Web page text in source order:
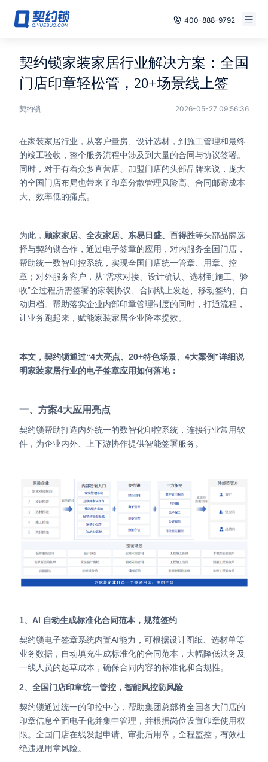
400-888-9792
E‑signature
Seals
archives
Security
Solutions
Support
Partnerships
About Us
Free Trial
Already have an account, log in
契约锁家装家居行业解决方案：全国
门店印章轻松管，20+场景线上签
契约锁 2026-05-27 09:56:36
在家装家居行业，从客户量房、设计选材，到施工管理和最终
的竣工验收，整个服务流程中涉及到大量的合同与协议签署。
同时，对于有着众多直营店、加盟门店的头部品牌来说，庞大
的全国门店布局也带来了印章分散管理风险高、合同邮寄成本
大、效率低的痛点。
为此， 顾家家居、全友家居、东易日盛、百得胜等头部品牌选
择与契约锁合作，通过电子签章的应用，对内服务全国门店，
帮助统一数智印控系统，实现全国门店统一管章、用章、控
章；对外服务客户，从“需求对接、设计确认、选材到施工、验
收”全过程所需签署的家装协议、合同线上发起、移动签约、自
动归档。帮助落实企业内部印章管理制度的同时，打通流程，
让业务跑起来，赋能家装家居企业降本提效。
本文，契约锁通过“4大亮点、20+特色场景、4大案例”详细说
明家装家居行业的电子签章应用如何落地：
一、方案4大应用亮点
契约锁帮助打造内外统一的数智化印控系统，连接行业常用软
件，为企业内外、上下游协作提供智能签署服务。
1、AI 自动生成标准化合同范本，规范签约
契约锁电子签章系统内置AI能力，可根据设计图纸、选材单等
业务数据，自动填充生成标准化的合同范本，大幅降低法务及
一线人员的起草成本，确保合同内容的标准化和合规性。
2、全国门店印章统一管控，智能风控防风险
契约锁通过统一的印控中心，帮助集团总部将全国各大门店的
印章信息全面电子化并集中管理，并根据岗位设置印章使用权
限。全国门店在线发起申请、审批后用章，全程监控，有效杜
绝违规用章风险。